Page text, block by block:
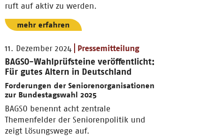
ruft auf aktiv zu werden.
mehr erfahren
11. Dezember 2024 Pressemitteilung
BAGSO-Wahlprüfsteine veröffentlicht:
Für gutes Altern in Deutschland
Forderungen der Seniorenorganisationen
zur Bundestagswahl 2025
BAGSO benennt acht zentrale
Themenfelder der Seniorenpolitik und
zeigt Lösungswege auf.